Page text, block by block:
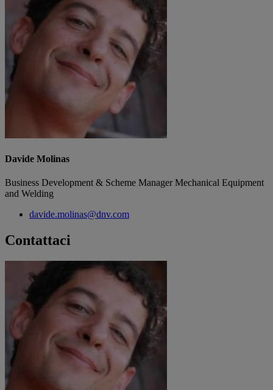
Davide Molinas
Business Development & Scheme Manager Mechanical Equipment
and Welding
davide.molinas@dnv.com
Contattaci